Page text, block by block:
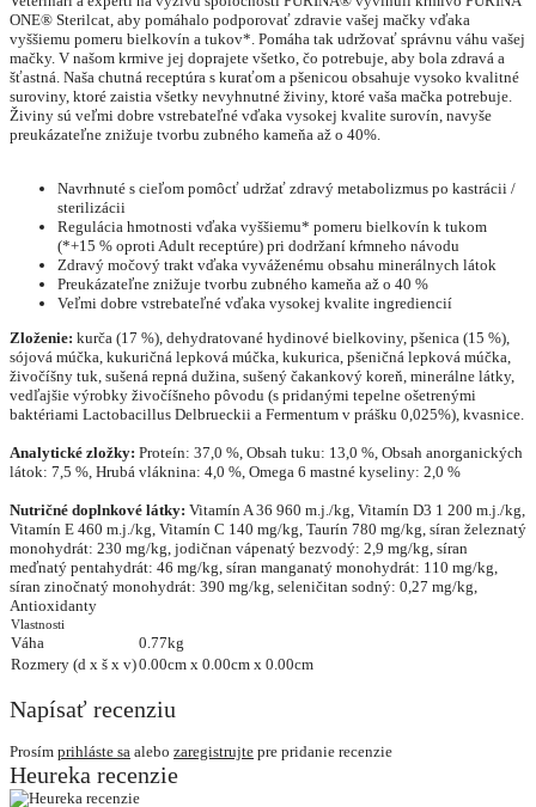
ONE® Sterilcat, aby pomáhalo podporovať zdravie vašej mačky vďaka
vyššiemu pomeru bielkovín a tukov*. Pomáha tak udržovať správnu váhu vašej
mačky. V našom krmive jej doprajete všetko, čo potrebuje, aby bola zdravá a
šťastná. Naša chutná receptúra s kuraťom a pšenicou obsahuje vysoko kvalitné
suroviny, ktoré zaistia všetky nevyhnutné živiny, ktoré vaša mačka potrebuje.
Živiny sú veľmi dobre vstrebateľné vďaka vysokej kvalite surovín, navyše
preukázateľne znižuje tvorbu zubného kameňa až o 40%.
Navrhnuté s cieľom pomôcť udržať zdravý metabolizmus po kastrácii /
sterilizácii
Regulácia hmotnosti vďaka vyššiemu* pomeru bielkovín k tukom
(*+15 % oproti Adult receptúre) pri dodržaní kŕmneho návodu
Zdravý močový trakt vďaka vyváženému obsahu minerálnych látok
Preukázateľne znižuje tvorbu zubného kameňa až o 40 %
Veľmi dobre vstrebateľné vďaka vysokej kvalite ingrediencií
Zloženie: kurča (17 %), dehydratované hydinové bielkoviny, pšenica (15 %),
sójová múčka, kukuričná lepková múčka, kukurica, pšeničná lepková múčka,
živočíšny tuk, sušená repná dužina, sušený čakankový koreň, minerálne látky,
vedľajšie výrobky živočíšneho pôvodu (s pridanými tepelne ošetrenými
baktériami Lactobacillus Delbrueckii a Fermentum v prášku 0,025%), kvasnice.
Analytické zložky: Proteín: 37,0 %, Obsah tuku: 13,0 %, Obsah anorganických
látok: 7,5 %, Hrubá vláknina: 4,0 %, Omega 6 mastné kyseliny: 2,0 %
Nutričné doplnkové látky: Vitamín A 36 960 m.j./kg, Vitamín D3 1 200 m.j./kg,
Vitamín E 460 m.j./kg, Vitamín C 140 mg/kg, Taurín 780 mg/kg, síran železnatý
monohydrát: 230 mg/kg, jodičnan vápenatý bezvodý: 2,9 mg/kg, síran
meďnatý pentahydrát: 46 mg/kg, síran manganatý monohydrát: 110 mg/kg,
síran zinočnatý monohydrát: 390 mg/kg, seleničitan sodný: 0,27 mg/kg,
Antioxidanty
Vlastnosti
Váha
0.77kg
Rozmery (d x š x v)0.00cm x 0.00cm x 0.00cm
Napísať recenziu
Prosím prihláste sa alebo zaregistrujte pre pridanie recenzie
Heureka recenzie